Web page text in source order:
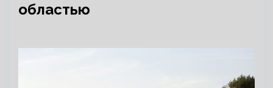
областью